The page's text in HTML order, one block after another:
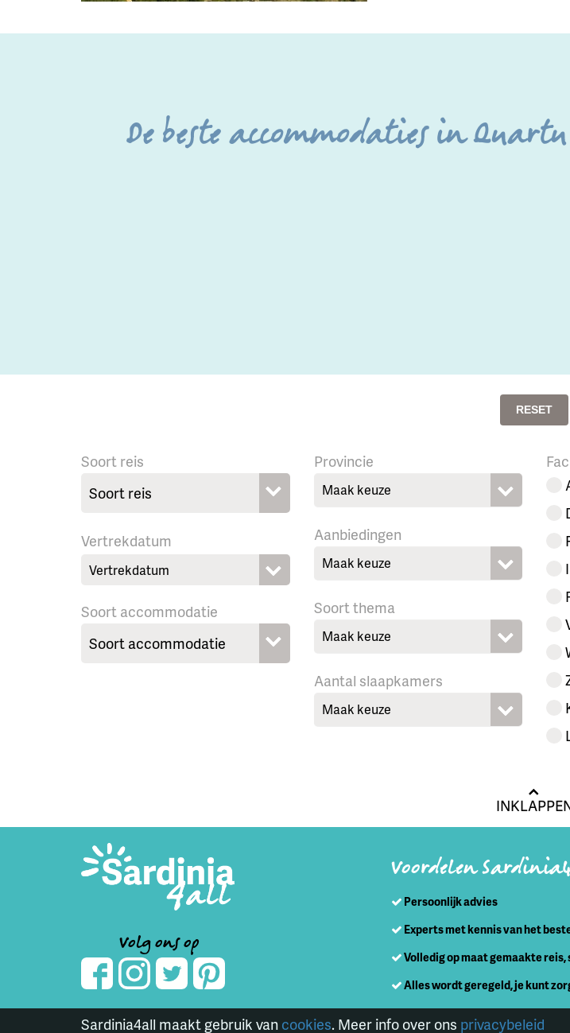
De beste accommodaties in
RESET
Soort reis
Vertrekdatum
Soort accommodatie
Provincie
Maak keuze
Aanbiedingen
Maak keuze
Soort thema
Maak keuze
Aantal slaapkamers
Maak keuze
Volg ons op
Voordelen
Persoonlijk advies
Experts met kennis van het
Volledig op maat gemaakte
Alles wordt geregeld, je kunt
Sardinia4all maakt gebruik van cookies. Meer info over ons privacybeleid